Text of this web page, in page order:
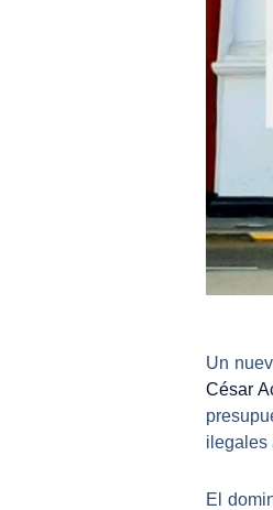
Un
César
ilegales
El